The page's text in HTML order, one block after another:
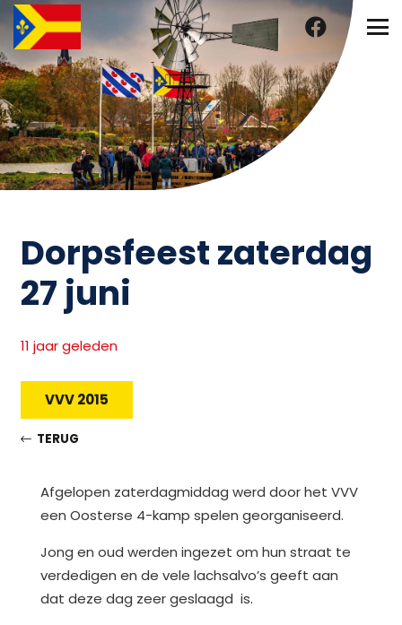
Dorpsfeest zaterdag
27 juni
11 jaar geleden
VVV 2015
TERUG
Afgelopen zaterdagmiddag werd door het VVV
een Oosterse 4-kamp spelen georganiseerd.
Jong en oud werden ingezet om hun straat te
verdedigen en de vele lachsalvo’s geeft aan
dat deze dag zeer geslaagd is.